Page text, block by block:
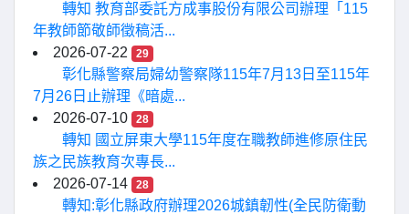
轉知 教育部委託方成事股份有限公司辦理「115
年教師節敬師徵稿活...
2026-07-22
29
彰化縣警察局婦幼警察隊115年7月13日至115年
7月26日止辦理《暗處...
2026-07-10
28
轉知 國立屏東大學115年度在職教師進修原住民
族之民族教育次專長...
2026-07-14
28
轉知:彰化縣政府辦理2026城鎮韌性(全民防衛動